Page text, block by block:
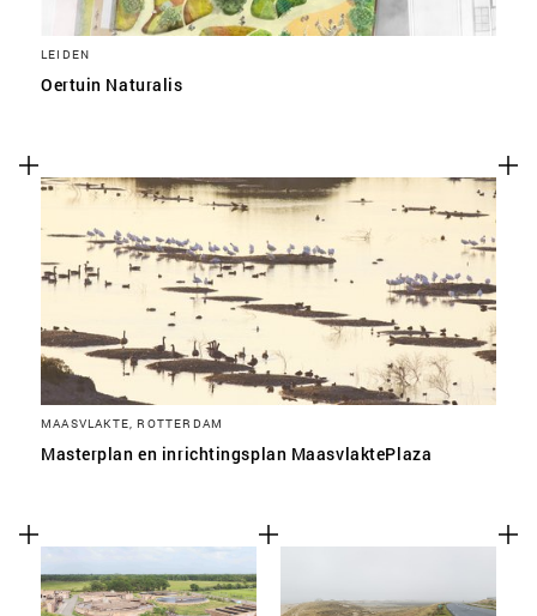
LEIDEN
Oertuin Naturalis
MAASVLAKTE, ROTTERDAM
Masterplan en inrichtingsplan MaasvlaktePlaza